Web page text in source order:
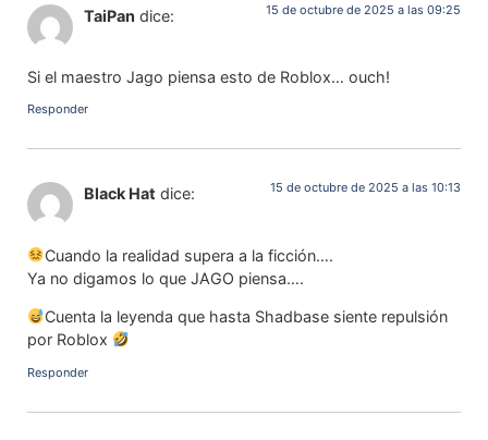
TaiPan dice: 15 de octubre de 2025 a las 09:25
Si el maestro Jago piensa esto de Roblox… ouch!
Responder
Black Hat dice: 15 de octubre de 2025 a las 10:13
Cuando la realidad supera a la ficción….
Ya no digamos lo que JAGO piensa….
Cuenta la leyenda que hasta Shadbase siente repulsión
por Roblox
Responder